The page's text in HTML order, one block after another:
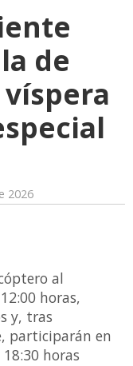
de
2026
al
horas,
y, tras
participarán en
horas